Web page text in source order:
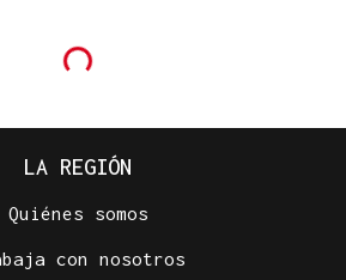
LA REGIÓN
Quiénes somos
con nosotros